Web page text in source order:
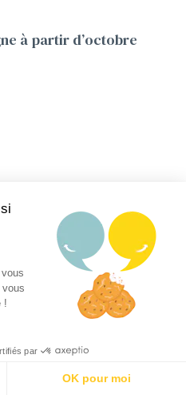
à partir d’octobre